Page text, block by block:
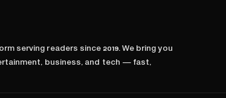
serving readers since 2019. We bring you
business, and tech — fast,